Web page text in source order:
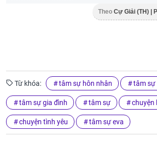
Theo Cự Giải (TH) |
Từ khóa: tâm sự hôn nhân tâm sự
tâm sự gia đình tâm sự chuyện
chuyện tình yêu tâm sự eva